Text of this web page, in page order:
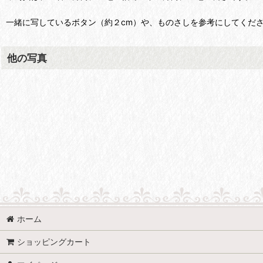
一緒に写しているボタン（約２cm）や、ものさしを参考にしてくだ
他の写真
ホーム
ショッピングカート